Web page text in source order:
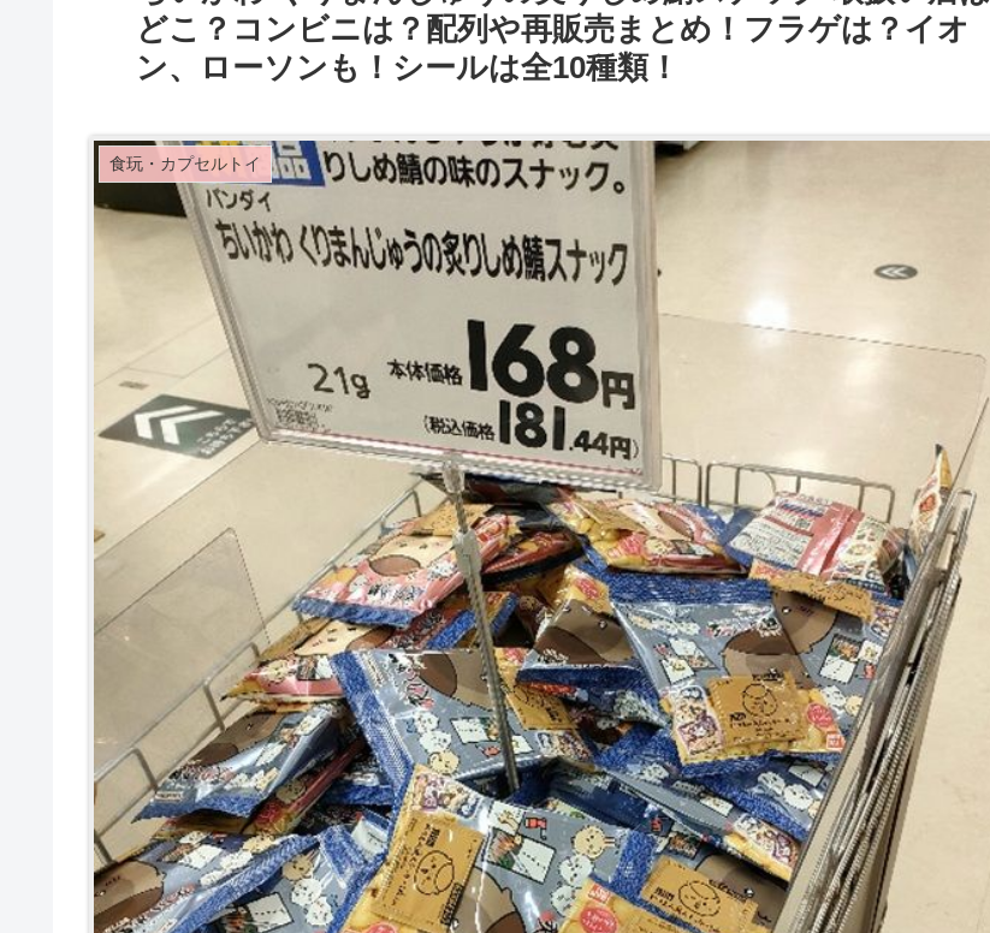
どこ？コンビニは？配列や再販売まとめ！フラゲは？イオ
ン、ローソンも！シールは全10種類！
食玩・カプセルトイ